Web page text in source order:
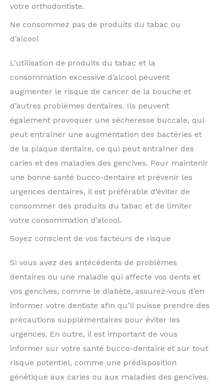
votre orthodontiste.
Ne consommez pas de produits du tabac ou
d’alcool
L’utilisation de produits du tabac et la
consommation excessive d’alcool peuvent
augmenter le risque de cancer de la bouche et
d’autres problèmes dentaires. Ils peuvent
également provoquer une sécheresse buccale, qui
peut entraîner une augmentation des bactéries et
de la plaque dentaire, ce qui peut entraîner des
caries et des maladies des gencives. Pour maintenir
une bonne santé bucco-dentaire et prévenir les
urgences dentaires, il est préférable d’éviter de
consommer des produits du tabac et de limiter
votre consommation d’alcool.
Soyez conscient de vos facteurs de risque
Si vous avez des antécédents de problèmes
dentaires ou une maladie qui affecte vos dents et
vos gencives, comme le diabète, assurez-vous d’en
informer votre dentiste afin qu’il puisse prendre des
précautions supplémentaires pour éviter les
urgences. En outre, il est important de vous
informer sur votre santé bucco-dentaire et sur tout
risque potentiel, comme une prédisposition
génétique aux caries ou aux maladies des gencives.